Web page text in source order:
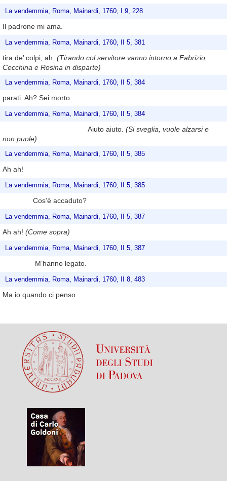
La vendemmia, Roma, Mainardi, 1760, I 9, 228
Il padrone mi ama.
La vendemmia, Roma, Mainardi, 1760, II 5, 381
tira de’ colpi, ah. (Tirando col servitore vanno intorno a Fabrizio,
Cecchina e Rosina in disparte)
La vendemmia, Roma, Mainardi, 1760, II 5, 384
parati. Ah? Sei morto.
La vendemmia, Roma, Mainardi, 1760, II 5, 384
Aiuto aiuto. (Si sveglia, vuole alzarsi e
non puole)
La vendemmia, Roma, Mainardi, 1760, II 5, 385
Ah ah!
La vendemmia, Roma, Mainardi, 1760, II 5, 385
Cos’è accaduto?
La vendemmia, Roma, Mainardi, 1760, II 5, 387
Ah ah! (Come sopra)
La vendemmia, Roma, Mainardi, 1760, II 5, 387
M’hanno legato.
La vendemmia, Roma, Mainardi, 1760, II 8, 483
Ma io quando ci penso